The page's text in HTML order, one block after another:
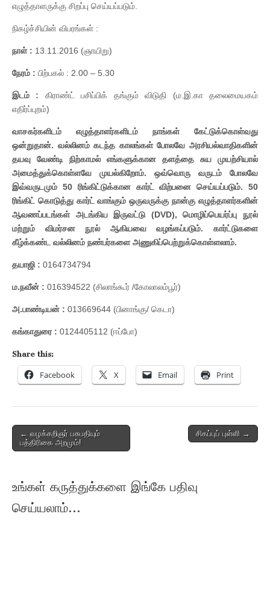
எழுத்தாளருக்கு சிறப்பு செய்யப்படும்.
நிகழ்ச்சியின் விபரங்கள் :
நாள் : 13.11.2016 (ஞாயிறு)
நேரம் : பிற்பகல் : 2.00 – 5.30
இடம் : கிராண்ட் பசிப்பிக் தங்கும் விடுதி (ம.இ.கா தலைமையகம்
எதிர்ப்புறம்)
வாசகர்களிடம் எழுத்தாளர்களிடம் நாங்கள் கேட்டுக்கொள்வது
ஒன்றுதான். வல்லினம் கடந்த காலங்கள் போலவே அரசியல்வாதிகளின்
தயவு வேண்டி நிற்காமல் எங்களுக்கான தளத்தை சுய முயற்சியால்
அமைத்துக்கொள்ளவே முயல்கிறோம். ஒவ்வொரு வருடம் போலவே
இவ்வருடமும் 50 ரிங்கிட்டுக்கான கார்ட் விற்பனை செய்யப்படும். 50
ரிங்கிட் கொடுத்து கார்ட் வாங்கும் ஒருவருக்கு நான்கு எழுத்தாளர்களின்
ஆவணப்படங்கள் அடங்கிய இருவட்டு (DVD), மொழிப்பெயர்ப்பு நூல்
மற்றும் விமர்சன நூல் ஆகியவை வழங்கப்படும். கார்ட்டுகளை
கீழ்க்கண்ட வல்லினம் நண்பர்களை அணுகிப்பெற்றுக்கொள்ளலாம்.
தயாஜி : 0164734794
ம.நவீன் : 016394522 (சிலாங்கூர் /கோலாலம்பூர்)
அ.பாண்டியன் : 013669644 (பினாங்கு/ கெடா)
கங்காதுரை : 0124405112 (ஈப்போ)
Share this:
Facebook X Email Print
Post
navigation
← வழக்கறிஞர் பசுபதியும்
பத்திரிகை அறமும்!
சிகப்புப் புள்ளி →
உங்கள் கருத்துக்களை இங்கே பதிவு
செய்யலாம்...